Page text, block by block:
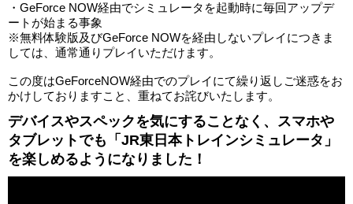
・GeForce NOW経由でシミュレータを起動時に毎回アップデ
ートが始まる事象
※無料体験版及びGeForce NOWを経由しないプレイにつきま
しては、通常通りプレイいただけます。
この度はGeForceNOW経由でのプレイにて繰り返しご迷惑をお
かけしておりますこと、重ねてお詫びいたします。
デバイスやスペックを気にすることなく、スマホや
タブレットでも「JR東日本トレインシミュレータ」
を楽しめるようになりました！